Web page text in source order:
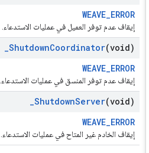
WEAVE_ERROR
إيقاف عدم توفر العميل في عمليات الاستدعاء.
_ShutdownCoordinator(void)
WEAVE_ERROR
إيقاف عدم توفر المنسق في عمليات الاستدعاء.
_ShutdownServer(void)
WEAVE_ERROR
إيقاف الخادم غير المتاح في عمليات الاستدعاء.